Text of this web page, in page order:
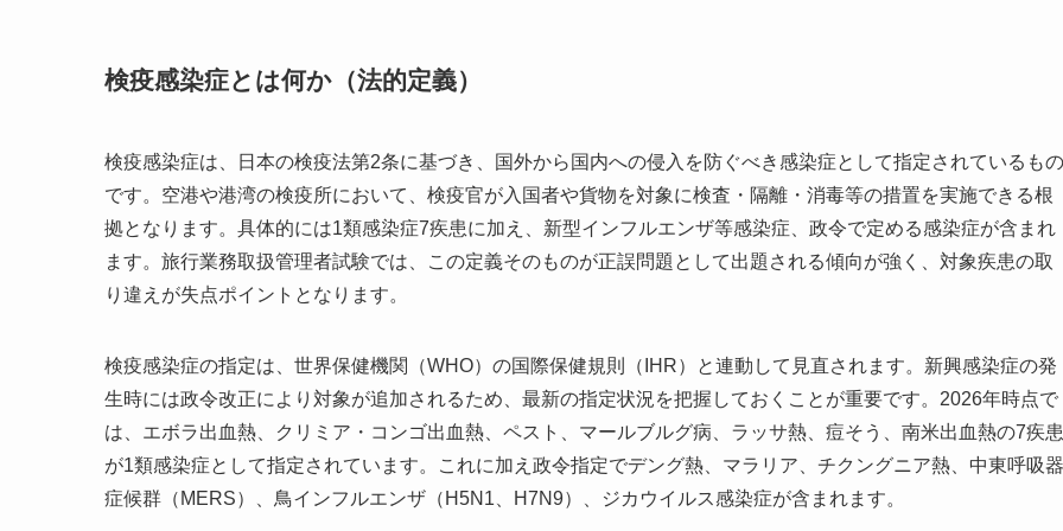
検疫感染症とは何か（法的定義）
検疫感染症は、日本の検疫法第2条に基づき、国外から国内への侵入を防ぐべき感染症として指定されているもの
です。空港や港湾の検疫所において、検疫官が入国者や貨物を対象に検査・隔離・消毒等の措置を実施できる根
拠となります。具体的には1類感染症7疾患に加え、新型インフルエンザ等感染症、政令で定める感染症が含まれ
ます。旅行業務取扱管理者試験では、この定義そのものが正誤問題として出題される傾向が強く、対象疾患の取
り違えが失点ポイントとなります。
検疫感染症の指定は、世界保健機関（WHO）の国際保健規則（IHR）と連動して見直されます。新興感染症の発
生時には政令改正により対象が追加されるため、最新の指定状況を把握しておくことが重要です。2026年時点で
は、エボラ出血熱、クリミア・コンゴ出血熱、ペスト、マールブルグ病、ラッサ熱、痘そう、南米出血熱の7疾患
が1類感染症として指定されています。これに加え政令指定でデング熱、マラリア、チクングニア熱、中東呼吸器
症候群（MERS）、鳥インフルエンザ（H5N1、H7N9）、ジカウイルス感染症が含まれます。